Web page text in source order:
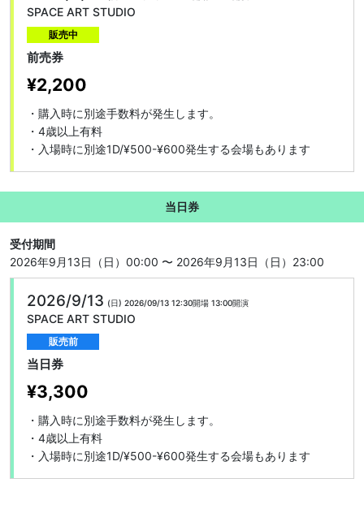
SPACE ART STUDIO
販売中
前売券
¥2,200
・購入時に別途手数料が発生します。
・4歳以上有料
・入場時に別途1D/¥500-¥600発生する会場もあります
当日券
受付期間
2026年9月13日（日）00:00 〜 2026年9月13日（日）23:00
2026/9/13 (日) 2026/09/13 12:30開場 13:00開演
SPACE ART STUDIO
販売前
当日券
¥3,300
・購入時に別途手数料が発生します。
・4歳以上有料
・入場時に別途1D/¥500-¥600発生する会場もあります